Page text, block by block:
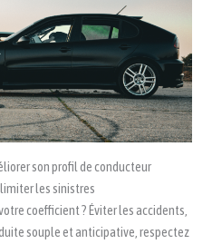
son profil de conducteur
les sinistres
coefficient ? Éviter les accidents,
souple et anticipative, respectez